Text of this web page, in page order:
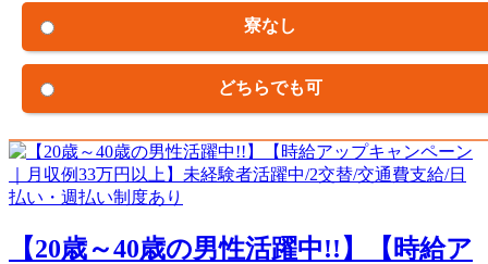
寮なし
どちらでも可
【20歳～40歳の男性活躍中!!】【時給ア